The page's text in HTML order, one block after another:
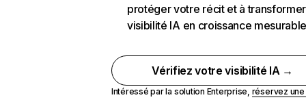
protéger votre récit et à
visibilité IA en croissance
Vérifiez votre visibilité IA →
Intéressé par la solution Enterprise, réservez